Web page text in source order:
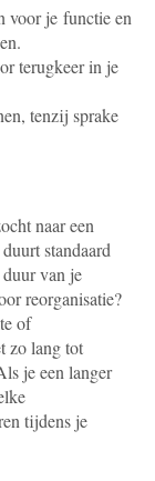
voor je functie en
terugkeer in je
tenzij sprake
naar een
standaard
van je
reorganisatie?
of
zo lang tot
je een langer
tijdens je